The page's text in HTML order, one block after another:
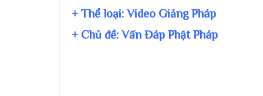
+ Thể loại: Video Giảng Pháp
+ Chủ đề:Vấn Đáp Phật Pháp